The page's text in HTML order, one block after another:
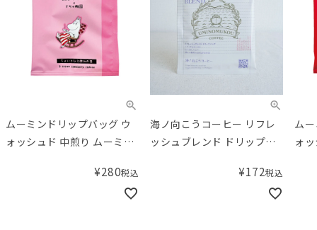
ムーミンドリップバッグ ウ
ォッシュド 中煎り ムーミン
¥280税込
海ノ向こうコーヒー リフレ
ッシュブレンド ドリップバ
¥172税込
ム
ォ